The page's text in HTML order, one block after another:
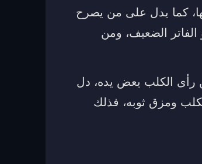
كما يدل على من يصرح
الضعيف، ومن
رأى الكلب يعض يده، دل
ومزق ثوبه، فذلك